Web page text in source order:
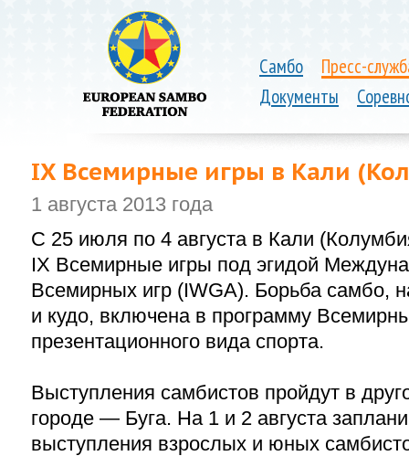
Самбо
Пресс-
Документы
IX Всемирные игры в Кали
1 августа 2013 года
С 25 июля по 4 августа в Кали
IX Всемирные игры под эгидой
Всемирных игр (IWGA). Борьба самбо,
и кудо, включена в программу
презентационного вида спорта.
Выступления самбистов пройдут в
городе — Буга. На 1 и 2 августа
выступления взрослых и юных